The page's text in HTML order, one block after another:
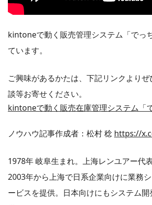
kintoneで動く販売管理システム「でっ
ています。
ご興味があるかたは、下記リンクより
談等お寄せください。
kintoneで動く販売在庫管理システム「
ノウハウ記事作成者：松村 稔 https://
1978年 岐阜生まれ。上海レンユアー代表
2003年から上海で日系企業向けに業務
ービスを提供。日本向けにもシステム